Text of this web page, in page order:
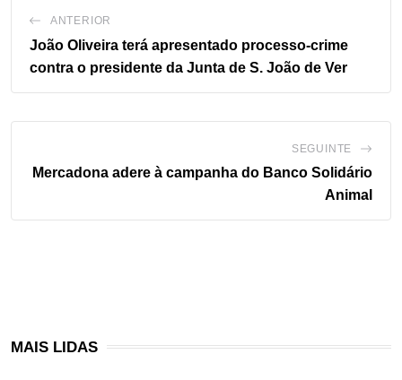
ANTERIOR
João Oliveira terá apresentado processo-crime
contra o presidente da Junta de S. João de Ver
SEGUINTE
Mercadona adere à campanha do Banco Solidário
Animal
MAIS LIDAS